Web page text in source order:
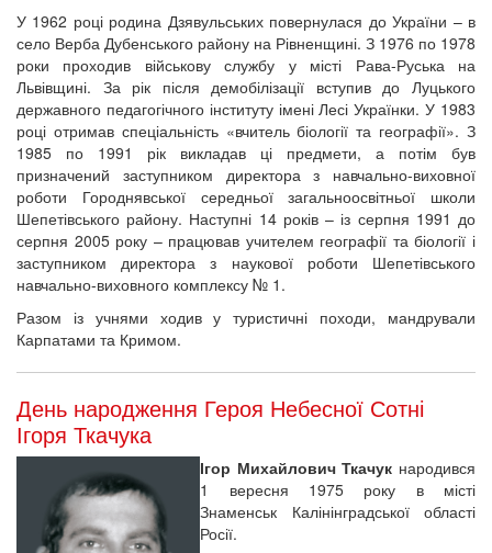
У 1962 році родина Дзявульських повернулася до України – в
село Верба Дубенського району на Рівненщині. З 1976 по 1978
роки проходив військову службу у місті Рава-Руська на
Львівщині. За рік після демобілізації вступив до Луцького
державного педагогічного інституту імені Лесі Українки. У 1983
році отримав спеціальність «вчитель біології та географії». З
1985 по 1991 рік викладав ці предмети, а потім був
призначений заступником директора з навчально-виховної
роботи Городнявської середньої загальноосвітньої школи
Шепетівського району. Наступні 14 років – із серпня 1991 до
серпня 2005 року – працював учителем географії та біології і
заступником директора з наукової роботи Шепетівського
навчально-виховного комплексу № 1.
Разом із учнями ходив у туристичні походи, мандрували
Карпатами та Кримом.
День народження Героя Небесної Сотні
Ігоря Ткачука
Ігор Михайлович Ткачук народився
1 вересня 1975 року в місті
Знаменськ Калінінградської області
Росії.